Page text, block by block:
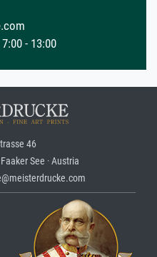
- 13:00
46
See · Austria